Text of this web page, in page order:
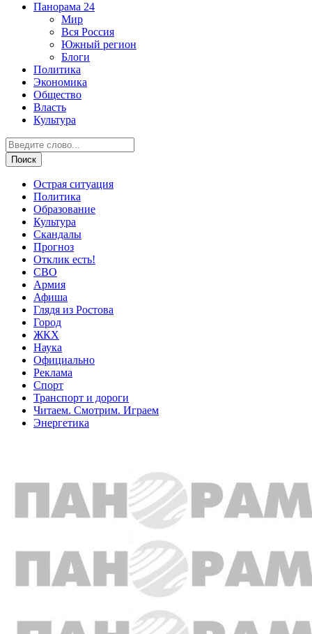
Панорама 24
Мир
Вся Россия
Южный регион
Блоги
Политика
Экономика
Общество
Власть
Культура
Острая ситуация
Политика
Образование
Культура
Скандалы
Прогноз
Отклик есть!
СВО
Армия
Афиша
Глядя из Ростова
Город
ЖКХ
Наука
Официально
Реклама
Спорт
Транспорт и дороги
Читаем. Смотрим. Играем
Энергетика